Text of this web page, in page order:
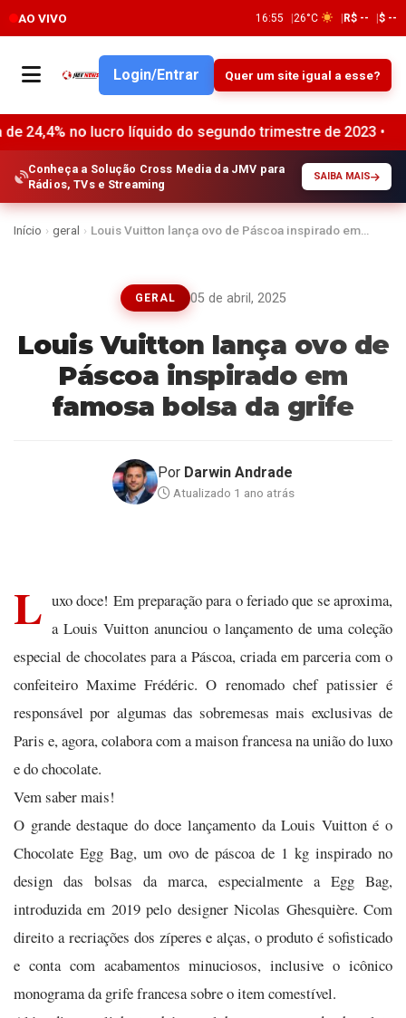
AO VIVO 16:55 26°C R$ -- $ --
Login/Entrar Quer um site igual a esse?
líquido do segundo trimestre de 2023 • Expiração
Conheça a Solução Cross Media da JMV para
Rádios, TVs e Streaming
SAIBA MAIS
Início › geral › Louis Vuitton lança ovo de Páscoa inspirado em…
GERAL 05 de abril, 2025
Louis Vuitton lança ovo de
Páscoa inspirado em
famosa bolsa da grife
Por Darwin Andrade
Atualizado 1 ano atrás
L uxo doce! Em preparação para o feriado que se aproxima,
a Louis Vuitton anunciou o lançamento de uma coleção
especial de chocolates para a Páscoa, criada em parceria com o
confeiteiro Maxime Frédéric. O renomado chef patissier é
responsável por algumas das sobremesas mais exclusivas de
Paris e, agora, colabora com a maison francesa na união do luxo
e do chocolate.
Vem saber mais!
O grande destaque do doce lançamento da Louis Vuitton é o
Chocolate Egg Bag, um ovo de páscoa de 1 kg inspirado no
design das bolsas da marca, especialmente a Egg Bag,
introduzida em 2019 pelo designer Nicolas Ghesquière. Com
direito a recriações dos zíperes e alças, o produto é sofisticado
e conta com acabamentos minuciosos, inclusive o icônico
monograma da grife francesa sobre o item comestível.